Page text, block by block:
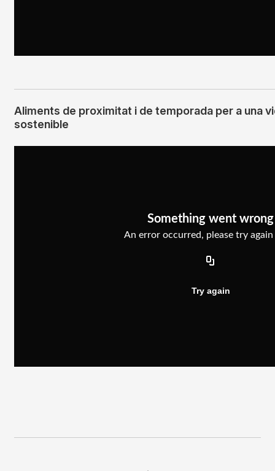
Aliments de proximitat i de temporada per a una
sostenible